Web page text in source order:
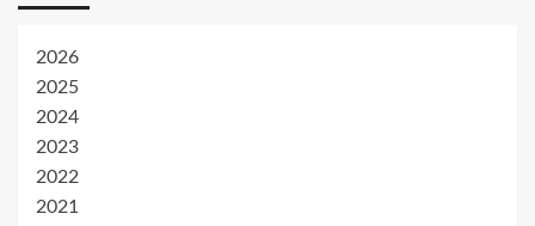
2026
2025
2024
2023
2022
2021